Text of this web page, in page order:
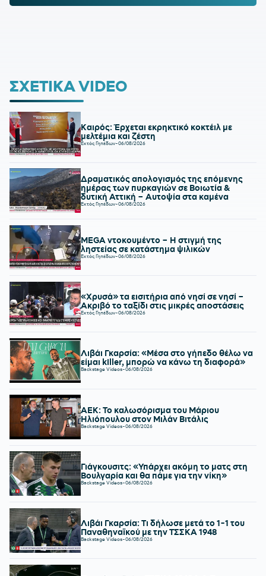
ΣΧΕΤΙΚΑ VIDEO
Καιρός: Έρχεται εκρηκτικό κοκτέιλ με
μελτέμια και ζέστη
Εκτός Γηπέδων-06/08/2026
Δραματικός απολογισμός της επόμενης
ημέρας των πυρκαγιών σε Βοιωτία &
δυτική Αττική – Αυτοψία στα καμένα
Εκτός Γηπέδων-06/08/2026
MEGA ντοκουμέντο – Η στιγμή της
ληστείας σε κατάστημα ψιλικών
Εκτός Γηπέδων-06/08/2026
«Χρυσά» τα εισιτήρια από νησί σε νησί –
Ακριβό το ταξίδι στις μικρές αποστάσεις
Εκτός Γηπέδων-06/08/2026
Λιβάι Γκαρσία: «Μέσα στο γήπεδο θέλω να
είμαι killer, μπορώ να κάνω τη διαφορά»
Backstage Videos-06/08/2026
ΑΕΚ: Το καλωσόρισμα του Μάριου
Ηλιόπουλου στον Μιλάν Βιτάλις
Backstage Videos-06/08/2026
Γιάγκουσιτς: «Υπάρχει ακόμη το ματς στη
Βουλγαρία και θα πάμε για την νίκη»
Backstage Videos-06/08/2026
Λιβάι Γκαρσία: Τι δήλωσε μετά το 1-1 του
Παναθηναϊκού με την ΤΣΣΚΑ 1948
Backstage Videos-06/08/2026